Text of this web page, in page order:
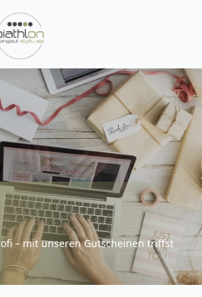
– mit unseren Gutscheinen triffst